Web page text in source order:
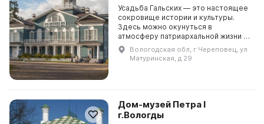
Усадьба Гальских — это настоящее
сокровище истории и культуры.
Здесь можно окунуться в
атмосферу патриархальной жизни и
полюбоваться на красоту дома,
конюшни, людские избы, амбары,
маслобойни, круглог...
Вологодская обл, г Череповец, ул
Матуринская, д 29
Дом-музей Петра I
г.Вологды